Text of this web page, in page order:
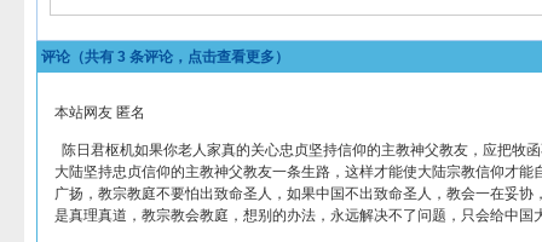
评论（共有 3 条评论，点击查看更多）
本站网友 匿名
陈日君枢机如果你老人家真的关心忠贞坚持信仰的主教神父教友，应把牧
大陆坚持忠贞信仰的主教神父教友一条生路，这样才能使大陆宗教信仰才能
广扬，教宗教庭不要怕出致命圣人，如果中国不出致命圣人，教会一在妥协
是真理真道，教宗教会教庭，想别的办法，永远解决不了问题，只会给中国